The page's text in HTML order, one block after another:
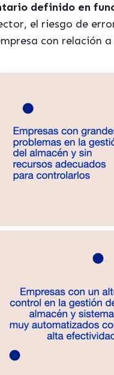
definido en
el riesgo de
con relación